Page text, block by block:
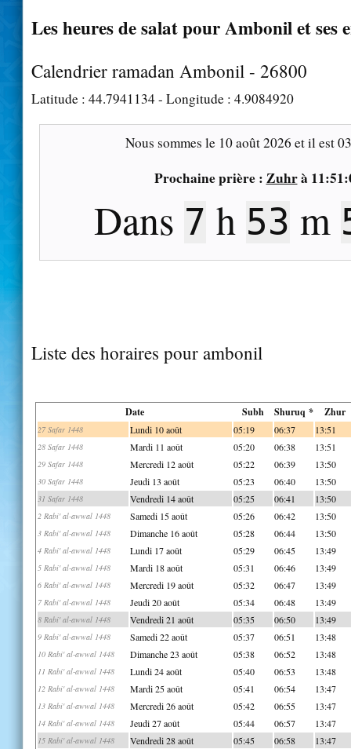
Les heures de salat pour Ambonil et ses
Calendrier ramadan Ambonil - 26800
Latitude : 44.7941134- Longitude : 4.9084920
Nous sommes le 10 août 2026 et il est
Prochaine prière : Zuhrà
Dans 7 h 53 m
Liste des horaires pour ambonil
Date Subh Shuruq * Zhur
27 Safar 1448 Lundi 10 août 05:19 06:37 13:51
28 Safar 1448 Mardi 11 août 05:20 06:38 13:51
29 Safar 1448 Mercredi 12 août 05:22 06:39 13:50
30 Safar 1448 Jeudi 13 août 05:23 06:40 13:50
31 Safar 1448 Vendredi 14 août 05:25 06:41 13:50
2 Rabi' al-awwal 1448 Samedi 15 août 05:26 06:42 13:50
3 Rabi' al-awwal 1448 Dimanche 16 août 05:28 06:44 13:50
4 Rabi' al-awwal 1448 Lundi 17 août 05:29 06:45 13:49
5 Rabi' al-awwal 1448 Mardi 18 août 05:31 06:46 13:49
6 Rabi' al-awwal 1448 Mercredi 19 août 05:32 06:47 13:49
7 Rabi' al-awwal 1448 Jeudi 20 août 05:34 06:48 13:49
8 Rabi' al-awwal 1448 Vendredi 21 août 05:35 06:50 13:49
9 Rabi' al-awwal 1448 Samedi 22 août 05:37 06:51 13:48
10 Rabi' al-awwal 1448 Dimanche 23 août 05:38 06:52 13:48
11 Rabi' al-awwal 1448 Lundi 24 août 05:40 06:53 13:48
12 Rabi' al-awwal 1448 Mardi 25 août 05:41 06:54 13:47
13 Rabi' al-awwal 1448 Mercredi 26 août 05:42 06:55 13:47
14 Rabi' al-awwal 1448 Jeudi 27 août 05:44 06:57 13:47
15 Rabi' al-awwal 1448 Vendredi 28 août 05:45 06:58 13:47